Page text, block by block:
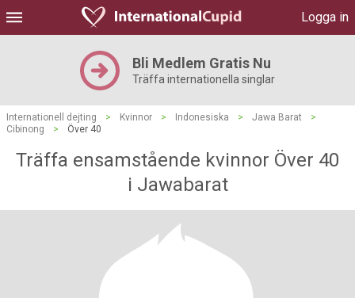
Logga in
Bli Medlem Gratis Nu
Träffa internationella singlar
Internationell dejting > Kvinnor > Indonesiska > Jawa Barat
>
Cibinong
> Över 40
Träffa ensamstående kvinnor Över 40
i Jawabarat